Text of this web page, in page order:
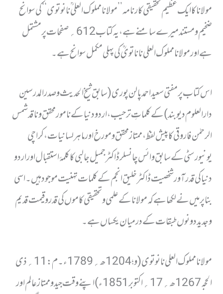
مولانا کاایک عظیم تحقیقی کارنامہ ’’ مولانا مملوک العلی ؒ نانوتوی ‘‘ کی سوانح
ضخیم ومستند میرے سامنے ہے ، یہ کتاب 612؍ صفحات پر مشتمل
ہے اور مولانا مملوک العلی ناناتویؒ کی پہلی مکمل سوانح ہے۔
اس کتاب پر مفتی سعید احمد پالن پوری ( سابق شیخ الحدیث وصدر المدرسین
دارالعلوم دیوبند )کے کلماتِ ترحیب، اردو دنیا کے نامور محقق وناقد شمس
الرحمٰن فاروقی کا پیش لفظ ، ممتاز محقق ومورخ اور ماہر لسانیات ، کراچی
یونیورسٹی کےسابق وائس چانسلر ڈاکٹر جمیل جالبی کا کلمۂ استقبال اور اردو
دنیا کی قدر آور شخصیت ڈاکٹر خلیق انجم کے کلمات تہنیت موجود ہیں ۔اسی
بنا پر میں نے لکھا ہے کہ مولانا کے علمی وتحقیقی کاموں کی قدر وقیمت قدیم
وجدید دونوں طبقات کے درمیان یکساں ہے۔
مولانا مملوک العلی نانوتوی ( و؛ 1204ھ؍ 1789ء۔ م: 11؍ ذی
الحجہ 1267ھ؍ 17؍ اکتوبر 1851ء) اپنے وقت جید وممتاز عالم اور